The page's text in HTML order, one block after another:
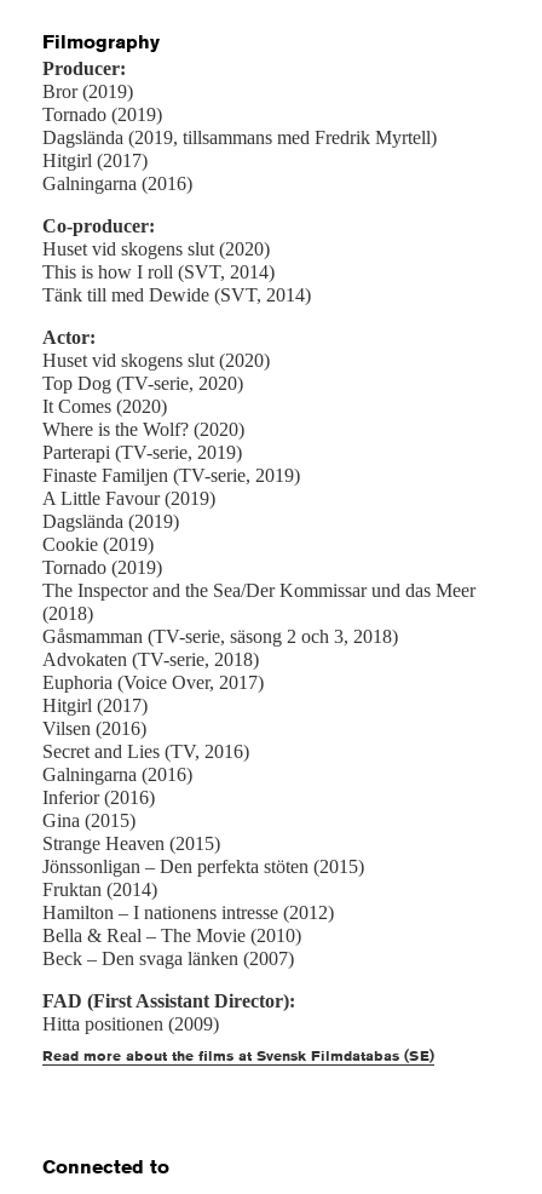
Filmography
Producer:
Bror (2019)
Tornado (2019)
Dagslända (2019, tillsammans med Fredrik Myrtell)
Hitgirl (2017)
Galningarna (2016)
Co-producer:
Huset vid skogens slut (2020)
This is how I roll (SVT, 2014)
Tänk till med Dewide (SVT, 2014)
Actor:
Huset vid skogens slut (2020)
Top Dog (TV-serie, 2020)
It Comes (2020)
Where is the Wolf? (2020)
Parterapi (TV-serie, 2019)
Finaste Familjen (TV-serie, 2019)
A Little Favour (2019)
Dagslända (2019)
Cookie (2019)
Tornado (2019)
The Inspector and the Sea/Der Kommissar und das Meer
(2018)
Gåsmamman (TV-serie, säsong 2 och 3, 2018)
Advokaten (TV-serie, 2018)
Euphoria (Voice Over, 2017)
Hitgirl (2017)
Vilsen (2016)
Secret and Lies (TV, 2016)
Galningarna (2016)
Inferior (2016)
Gina (2015)
Strange Heaven (2015)
Jönssonligan – Den perfekta stöten (2015)
Fruktan (2014)
Hamilton – I nationens intresse (2012)
Bella & Real – The Movie (2010)
Beck – Den svaga länken (2007)
FAD (First Assistant Director):
Hitta positionen (2009)
Read more about the films at Svensk Filmdatabas (SE)
Connected to